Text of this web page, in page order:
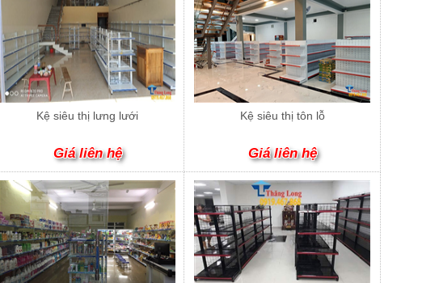
Kệ siêu thị lưng lưới
Giá liên hệ
Kệ siêu thị tôn lỗ
Giá liên hệ